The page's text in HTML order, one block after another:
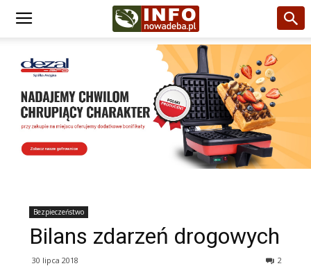
Bezpieczeństwo
Bilans zdarzeń drogowych
30 lipca 2018 2